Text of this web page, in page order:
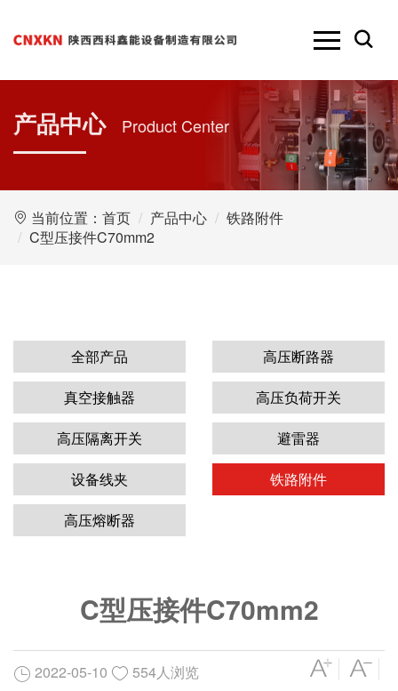
产品中心 Product Center
当前位置： 首页 产品中心
铁路附件
C型压接件C70mm2
全部产品
高压断路器
真空接触器
高压负荷开关
高压隔离开关
避雷器
设备线夹
铁路附件
高压熔断器
C型压接件C70mm2
2022-05-10 554人浏览